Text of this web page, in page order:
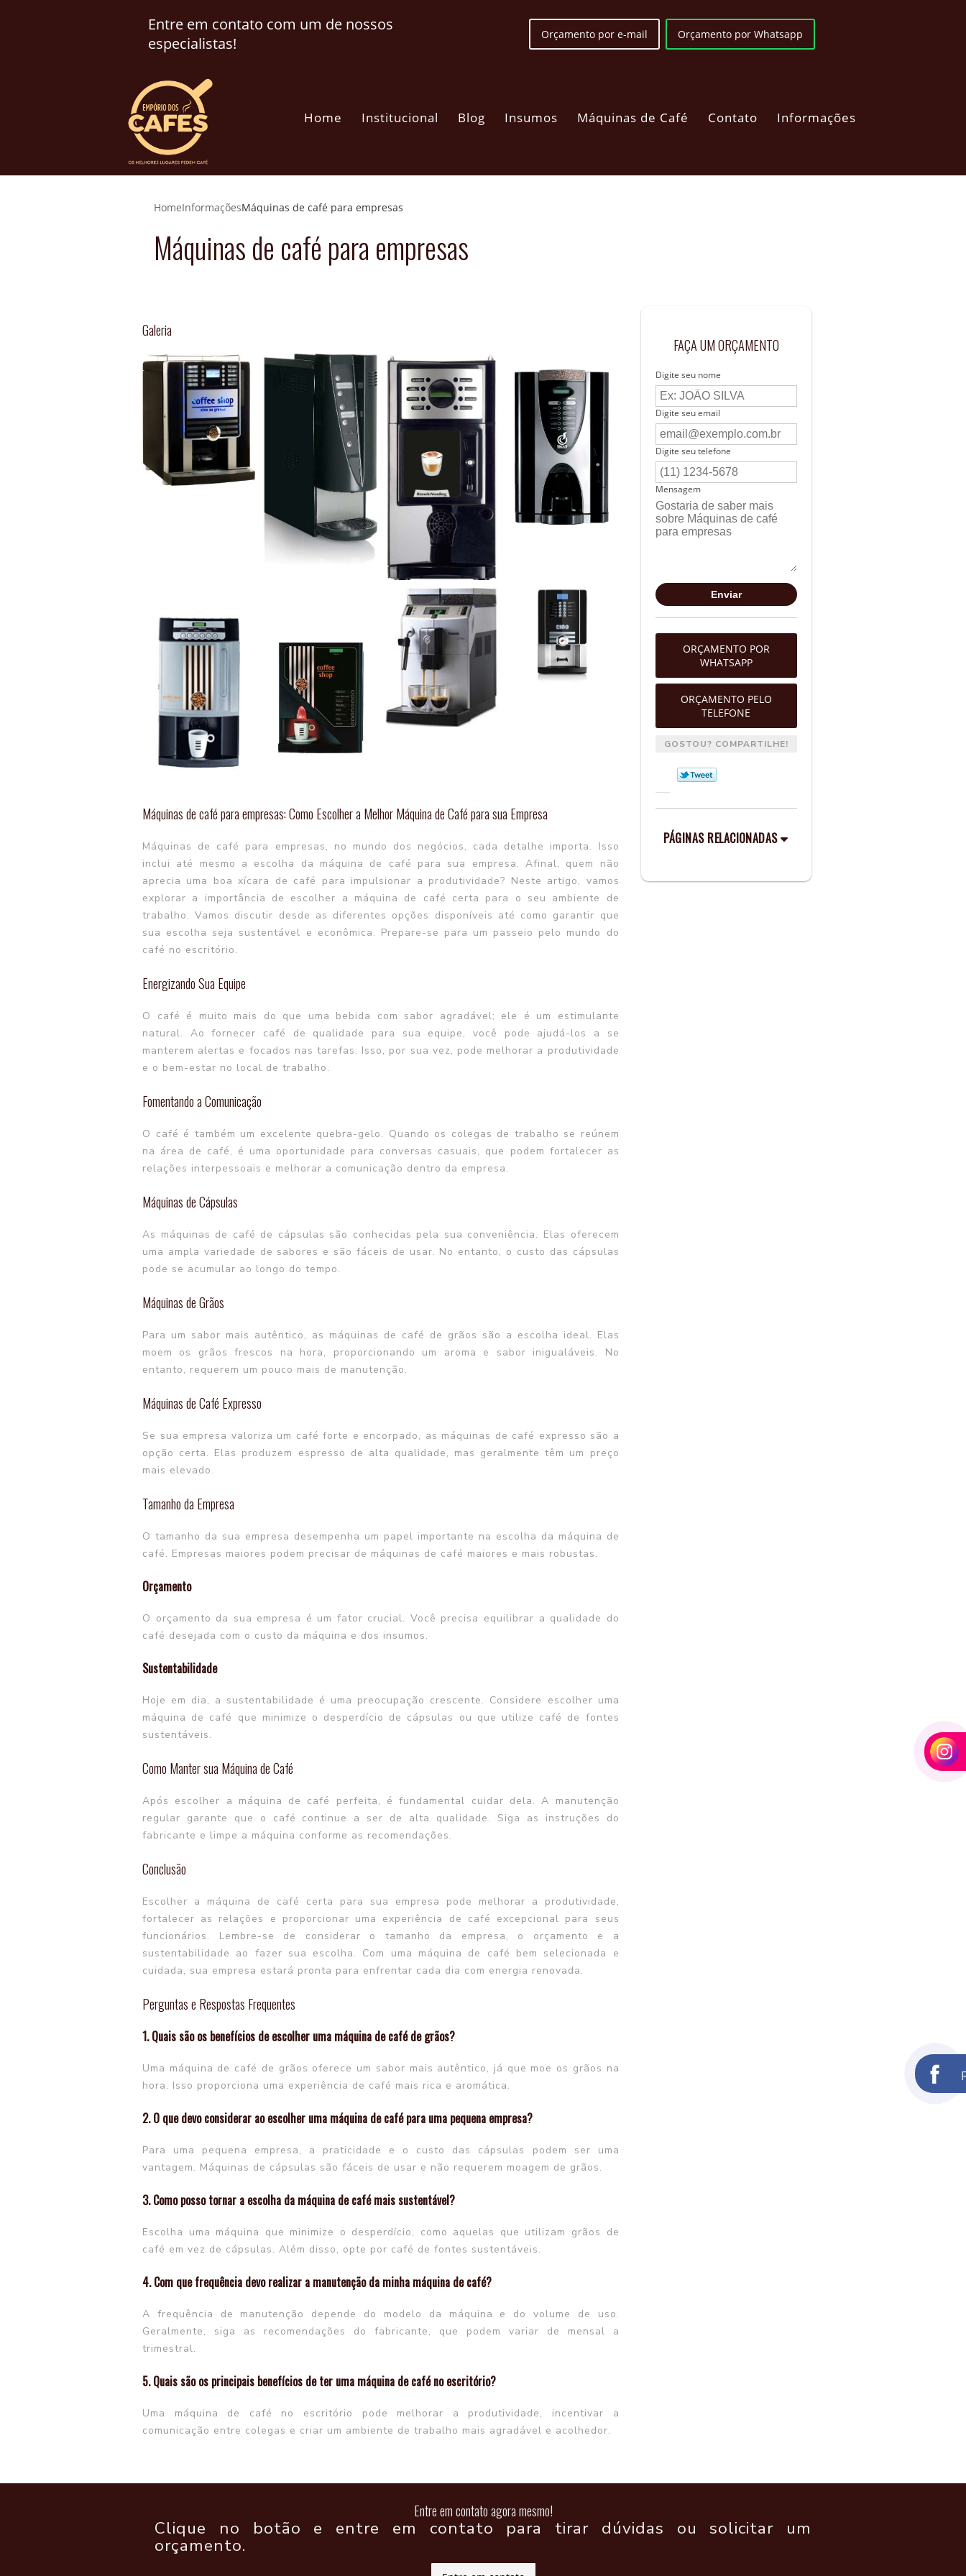
Entre em contato com um de nossos
especialistas!
Orçamento por e-mail Orçamento por Whatsapp
Home Institucional Blog Insumos Máquinas de Café Contato Informações
HomeInformaçõesMáquinas de café para empresas
Máquinas de café para empresas
Galeria
Máquinas de café para empresas: Como Escolher a Melhor Máquina de Café para sua Empresa
Máquinas de café para empresas, no mundo dos negócios, cada detalhe importa. Isso
inclui até mesmo a escolha da máquina de café para sua empresa. Afinal, quem não
aprecia uma boa xícara de café para impulsionar a produtividade? Neste artigo, vamos
explorar a importância de escolher a máquina de café certa para o seu ambiente de
trabalho. Vamos discutir desde as diferentes opções disponíveis até como garantir que
sua escolha seja sustentável e econômica. Prepare-se para um passeio pelo mundo do
café no escritório.
Energizando Sua Equipe
O café é muito mais do que uma bebida com sabor agradável; ele é um estimulante
natural. Ao fornecer café de qualidade para sua equipe, você pode ajudá-los a se
manterem alertas e focados nas tarefas. Isso, por sua vez, pode melhorar a produtividade
e o bem-estar no local de trabalho.
Fomentando a Comunicação
O café é também um excelente quebra-gelo. Quando os colegas de trabalho se reúnem
na área de café, é uma oportunidade para conversas casuais, que podem fortalecer as
relações interpessoais e melhorar a comunicação dentro da empresa.
Máquinas de Cápsulas
As máquinas de café de cápsulas são conhecidas pela sua conveniência. Elas oferecem
uma ampla variedade de sabores e são fáceis de usar. No entanto, o custo das cápsulas
pode se acumular ao longo do tempo.
Máquinas de Grãos
Para um sabor mais autêntico, as máquinas de café de grãos são a escolha ideal. Elas
moem os grãos frescos na hora, proporcionando um aroma e sabor inigualáveis. No
entanto, requerem um pouco mais de manutenção.
Máquinas de Café Expresso
Se sua empresa valoriza um café forte e encorpado, as máquinas de café expresso são a
opção certa. Elas produzem espresso de alta qualidade, mas geralmente têm um preço
mais elevado.
Tamanho da Empresa
O tamanho da sua empresa desempenha um papel importante na escolha da máquina de
café. Empresas maiores podem precisar de máquinas de café maiores e mais robustas.
Orçamento
O orçamento da sua empresa é um fator crucial. Você precisa equilibrar a qualidade do
café desejada com o custo da máquina e dos insumos.
Sustentabilidade
Hoje em dia, a sustentabilidade é uma preocupação crescente. Considere escolher uma
máquina de café que minimize o desperdício de cápsulas ou que utilize café de fontes
sustentáveis.
Como Manter sua Máquina de Café
Após escolher a máquina de café perfeita, é fundamental cuidar dela. A manutenção
regular garante que o café continue a ser de alta qualidade. Siga as instruções do
fabricante e limpe a máquina conforme as recomendações.
Conclusão
Escolher a máquina de café certa para sua empresa pode melhorar a produtividade,
fortalecer as relações e proporcionar uma experiência de café excepcional para seus
funcionários. Lembre-se de considerar o tamanho da empresa, o orçamento e a
sustentabilidade ao fazer sua escolha. Com uma máquina de café bem selecionada e
cuidada, sua empresa estará pronta para enfrentar cada dia com energia renovada.
Perguntas e Respostas Frequentes
1. Quais são os benefícios de escolher uma máquina de café de grãos?
Uma máquina de café de grãos oferece um sabor mais autêntico, já que moe os grãos na
hora. Isso proporciona uma experiência de café mais rica e aromática.
2. O que devo considerar ao escolher uma máquina de café para uma pequena empresa?
Para uma pequena empresa, a praticidade e o custo das cápsulas podem ser uma
vantagem. Máquinas de cápsulas são fáceis de usar e não requerem moagem de grãos.
3. Como posso tornar a escolha da máquina de café mais sustentável?
Escolha uma máquina que minimize o desperdício, como aquelas que utilizam grãos de
café em vez de cápsulas. Além disso, opte por café de fontes sustentáveis.
4. Com que frequência devo realizar a manutenção da minha máquina de café?
A frequência de manutenção depende do modelo da máquina e do volume de uso.
Geralmente, siga as recomendações do fabricante, que podem variar de mensal a
trimestral.
5. Quais são os principais benefícios de ter uma máquina de café no escritório?
Uma máquina de café no escritório pode melhorar a produtividade, incentivar a
comunicação entre colegas e criar um ambiente de trabalho mais agradável e acolhedor.
FAÇA UM ORÇAMENTO
Digite seu nome
Digite seu email
Digite seu telefone
Mensagem
ORÇAMENTO POR
WHATSAPP
ORÇAMENTO PELO
TELEFONE
GOSTOU? COMPARTILHE!
PÁGINAS RELACIONADAS
Entre em contato agora mesmo!
Clique no botão e entre em contato para tirar dúvidas ou solicitar um
orçamento.